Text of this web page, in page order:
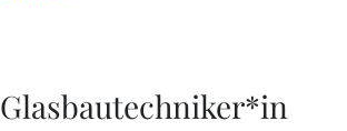
Glasbautechniker*in